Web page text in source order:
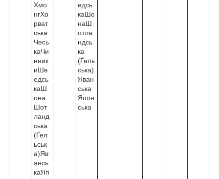
Хмо
нгХо
рват
ська
Чесь
каЧи
нник
иШв
едсь
каШ
она
Шот
ланд
ська
(Ґел
ьськ
а)Яв
ансь
каЯп
едсь
каШо
наШ
отла
ндсь
ка
(Ґель
ська)
Яван
ська
Япон
ська